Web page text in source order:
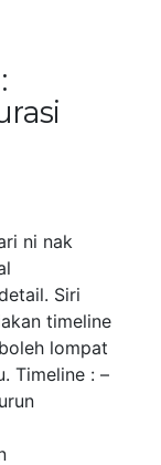
ni nak
Siri
timeline
lompat
Timeline : –